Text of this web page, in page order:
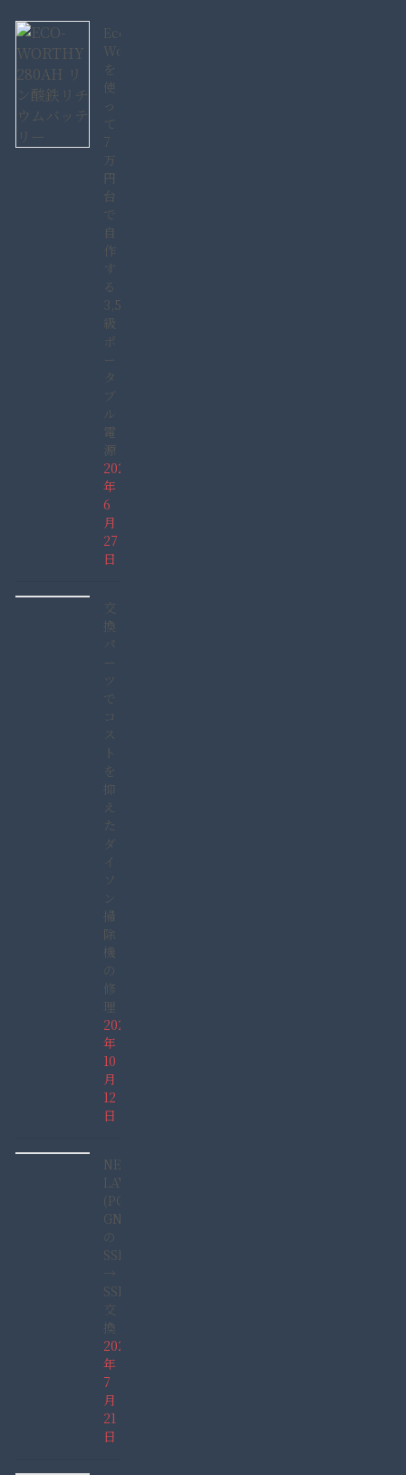
Eco-
Worthy280AH
を
使
っ
て
7
万
円
台
で
自
作
す
る
3,584Wh
級
ポ
ー
タ
ブ
ル
電
源
2026
年
6
月
27
日
交
換
パ
ー
ツ
で
コ
ス
ト
を
抑
え
た
ダ
イ
ソ
ン
掃
除
機
の
修
理
2025
年
10
月
12
日
NEC
LAVIE
(PC-
GN165GDAD)
の
SSHD
→
SSD
交
換
2022
年
7
月
21
日